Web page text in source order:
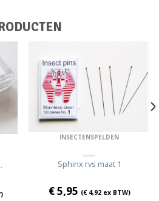
INSECTENSPELDEN
Sphinx rvs maat 1
€5,95 (€4,92ex BTW)